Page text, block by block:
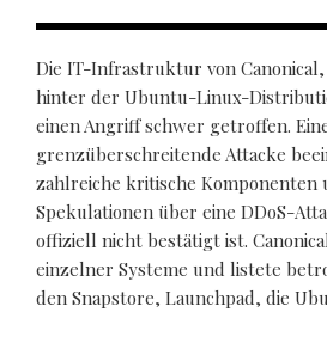
Die IT-Infrastruktur von
hinter der Ubuntu-Linux-
einen Angriff schwer getroffen.
grenzüberschreitende Attacke
zahlreiche kritische Komponenten
Spekulationen über eine DDoS-
offiziell nicht bestätigt ist.
einzelner Systeme und listete
den Snapstore, Launchpad, die